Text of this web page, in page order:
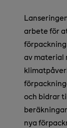
arbete för
av material
och bidrar
nya